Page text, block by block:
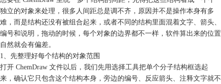
独立的对象来处理，很多人间距总是调不齐，原因并不是操作本身有多
难，而是结构还没有被组合起来，或者不同的结构里面混着文字、箭头、
编号和说明，拖动的时候，每个对象的边界都不一样，软件算出来的位置
自然就会有偏差。
1、先整理好每个结构的对象范围
打开 ChemDraw 文件以后，我们先用选择工具把单个分子结构框选起
来，确认它只包含这个结构本身，旁边的编号、反应箭头、注释文字就不